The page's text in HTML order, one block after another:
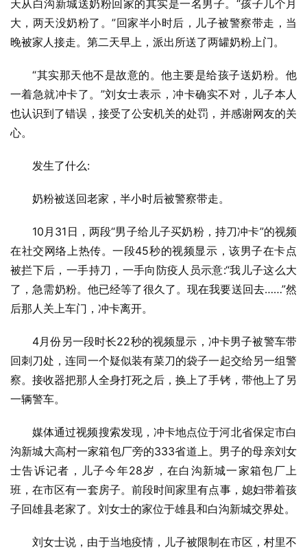
天从白沟新城送奶粉回家的其实是一名男子。“孩子几个月
大，两天没奶粉了。”回家半小时后，儿子被警察带走，当
晚被家人接走。第二天早上，派出所送了两罐奶粉上门。
“其实那天他不是故意的。他主要是给孩子送奶粉。他
一着急就冲卡了。”刘女士表示，冲卡确实不对，儿子本人
也认识到了错误，接受了公安机关的处罚，并感谢网友的关
心。
发生了什么:
奶粉被送回老家，半小时后被警察带走。
10月31日，两段“男子给儿子买奶粉，持刀冲卡”的视频
在社交网络上热传。一段45秒的视频显示，该男子在卡点
被拦下后，一手持刀，一手向防疫人员示意:“我儿子这么大
了，急需奶粉。他已经等了很久了。现在我要送回去……”然
后那人关上车门，冲卡离开。
4月份另一段时长22秒的视频显示，冲卡男子被警车带
回刺刀处，连同一个疑似装有菜刀的袋子一起交给另一组警
察。接收器把那人全身打死之后，换上了手铐，带他上了另
一辆警车。
媒体通过视频搜索发现，冲卡地点位于河北省保定市白
沟新城大高村一家箱包厂旁的333省道上。男子的母亲刘女
士告诉记者，儿子今年28岁，在白沟新城一家箱包厂上
班，在市区有一套房子。前段时间家里有点事，媳妇带着孩
子回雄县老家了。刘女士的家位于雄县和白沟新城交界处。
刘女士说，由于当地疫情，儿子被限制在市区，村里不